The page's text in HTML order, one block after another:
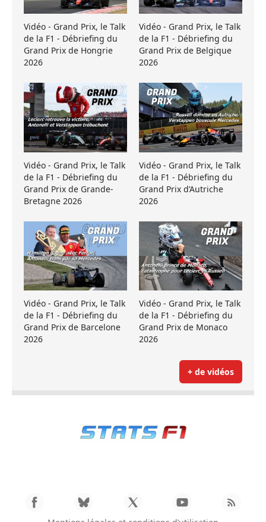
Vidéo - Grand Prix, le Talk
de la F1 - Débriefing du
Grand Prix de Hongrie
2026
Vidéo - Grand Prix, le Talk
de la F1 - Débriefing du
Grand Prix de Belgique
2026
Vidéo - Grand Prix, le Talk
de la F1 - Débriefing du
Grand Prix de Grande-
Bretagne 2026
Vidéo - Grand Prix, le Talk
de la F1 - Débriefing du
Grand Prix d’Autriche
2026
Vidéo - Grand Prix, le Talk
de la F1 - Débriefing du
Grand Prix de Barcelone
2026
Vidéo - Grand Prix, le Talk
de la F1 - Débriefing du
Grand Prix de Monaco
2026
+ de vidéos